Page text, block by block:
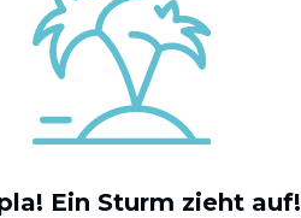
Ein Sturm zieht auf!